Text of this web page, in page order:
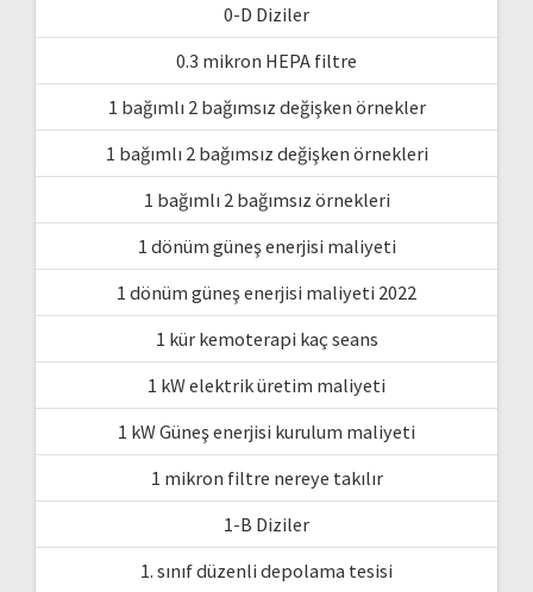
0-D Diziler
0.3 mikron HEPA filtre
1 bağımlı 2 bağımsız değişken örnekler
1 bağımlı 2 bağımsız değişken örnekleri
1 bağımlı 2 bağımsız örnekleri
1 dönüm güneş enerjisi maliyeti
1 dönüm güneş enerjisi maliyeti 2022
1 kür kemoterapi kaç seans
1 kW elektrik üretim maliyeti
1 kW Güneş enerjisi kurulum maliyeti
1 mikron filtre nereye takılır
1-B Diziler
1. sınıf düzenli depolama tesisi